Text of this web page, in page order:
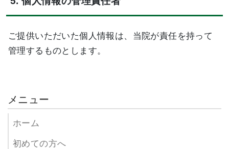
ご提供いただいた個人情報は、当院が責任を持って
管理するものとします。
メニュー
ホーム
初めての方へ